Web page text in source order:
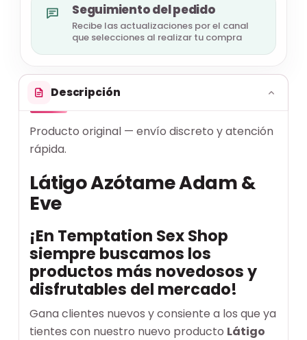
Seguimiento del pedido
Recibe las actualizaciones por el canal
que selecciones al realizar tu compra
Descripción
Producto original — envío discreto y atención
rápida.
Látigo Azótame Adam &
Eve
¡En Temptation Sex Shop
siempre buscamos los
productos más novedosos y
disfrutables del mercado!
Gana clientes nuevos y consiente a los que ya
tientes con nuestro nuevo producto Látigo